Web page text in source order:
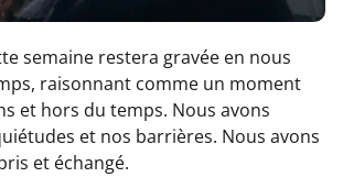
semaine restera gravée en nous
raisonnant comme un moment
et hors du temps. Nous avons
et nos barrières. Nous avons
et échangé.